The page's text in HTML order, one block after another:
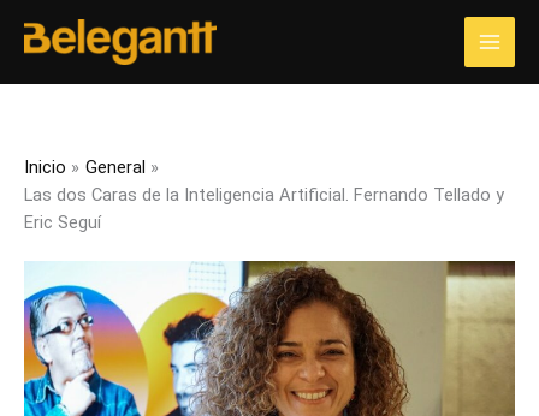
Inicio
General
Las dos Caras de la Inteligencia Artificial. Fernando Tellado y
Eric Seguí